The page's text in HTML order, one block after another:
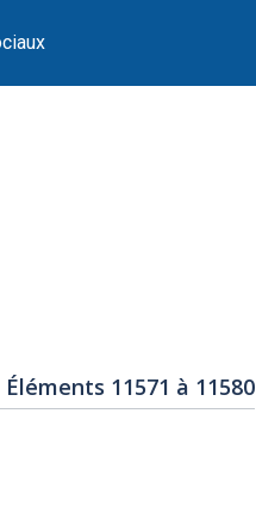
Éléments 11571 à 11580